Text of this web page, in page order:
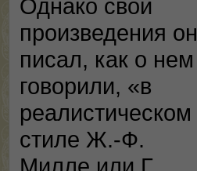
Однако свои
произведения он
писал, как о нем
говорили, «в
реалистическом
стиле Ж.-Ф.